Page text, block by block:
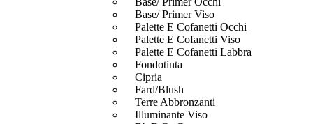
Base/ Primer Viso
Palette E Cofanetti Occhi
Palette E Cofanetti Viso
Palette E Cofanetti Labbra
Fondotinta
Cipria
Fard/Blush
Terre Abbronzanti
Illuminante Viso